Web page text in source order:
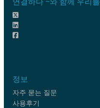
정보
자주 묻는 질문
사용후기